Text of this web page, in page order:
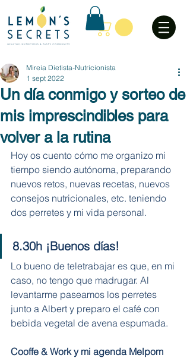
Un día conmigo y sorteo de
mis imprescindibles para
volver a la rutina
Mireia Dietista-Nutricionista
1 sept 2022
Hoy os cuento cómo me organizo mi
tiempo siendo autónoma, preparando
nuevos retos, nuevas recetas, nuevos
consejos nutricionales, etc. teniendo
dos perretes y mi vida personal.
8.30h ¡Buenos días!
Lo bueno de teletrabajar es que, en mi
caso, no tengo que madrugar. Al
levantarme paseamos los perretes
junto a Albert y preparo el café con
bebida vegetal de avena espumada.
Cooffe & Work y mi agenda Melpom